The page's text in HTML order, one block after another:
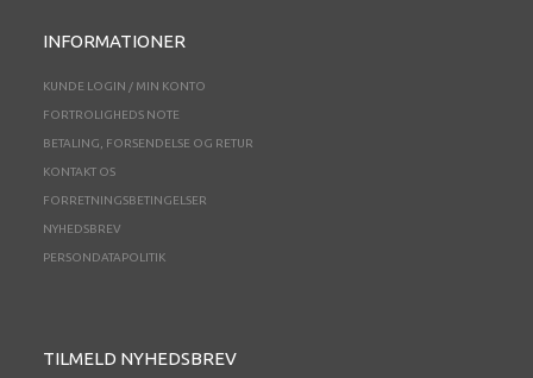
INFORMATIONER
KUNDE LOGIN / MIN KONTO
FORTROLIGHEDS NOTE
BETALING, FORSENDELSE OG RETUR
KONTAKT OS
FORRETNINGSBETINGELSER
NYHEDSBREV
PERSONDATAPOLITIK
TILMELD NYHEDSBREV